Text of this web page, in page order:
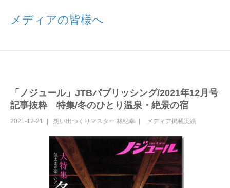
メディアの皆様へ
「ノジュール」JTBパブリッシング/2021年12月号
記事抜粋 特集/冬のひとり温泉・絶景の宿
2021-12-21 想い出つくりマスター 林紀幸 メディア掲載実績